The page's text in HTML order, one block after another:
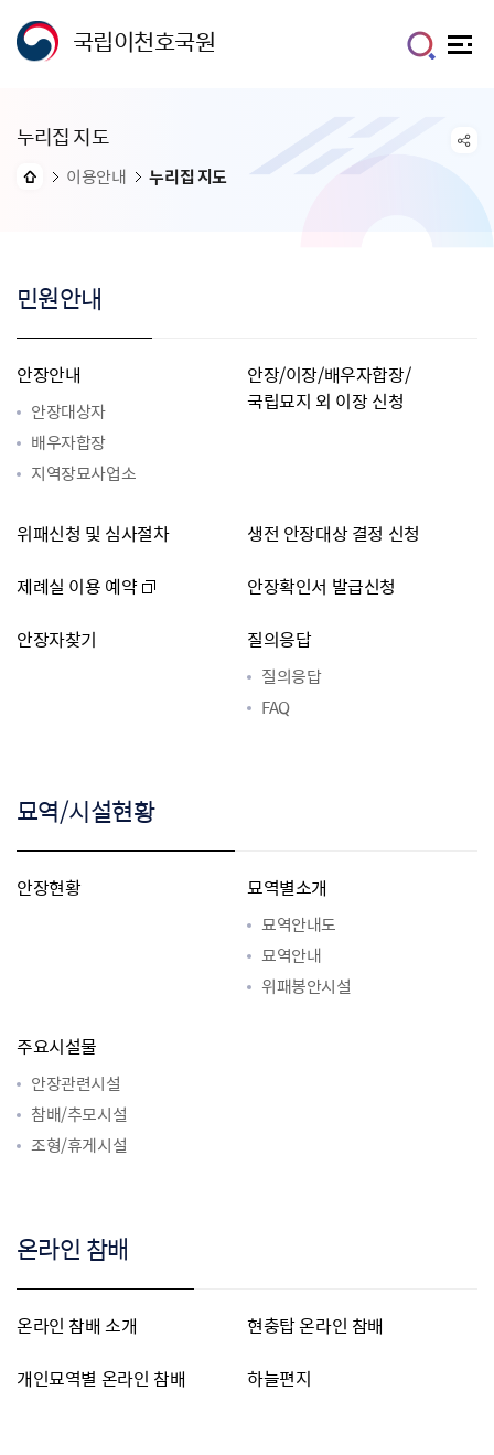
국립이천호국원
누리집 지도
이용안내 누리집 지도
민원안내
안장안내
안장대상자
배우자합장
지역장묘사업소
안장/이장/배우자합장/
국립묘지 외 이장 신청
위패신청 및 심사절차
생전 안장대상 결정 신청
제례실 이용 예약
안장확인서 발급신청
안장자찾기
질의응답
질의응답
FAQ
묘역/시설현황
안장현황 묘역별소개
묘역안내도
묘역안내
위패봉안시설
주요시설물
안장관련시설
참배/추모시설
조형/휴게시설
온라인 참배
온라인 참배 소개
현충탑 온라인 참배
개인묘역별 온라인 참배
하늘편지